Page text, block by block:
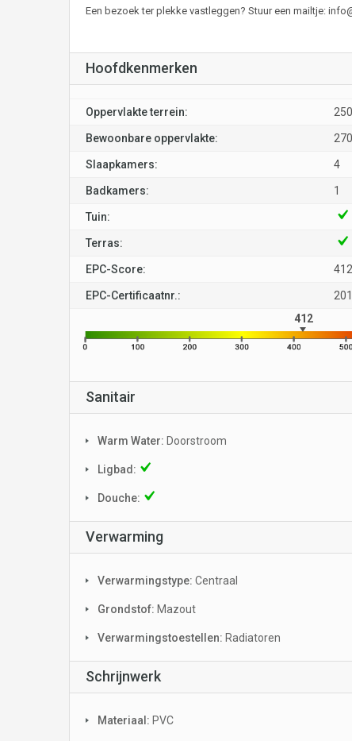
Een bezoek ter plekke vastleggen? Stuur een mailtje:
Hoofdkenmerken
Oppervlakte terrein:
Bewoonbare oppervlakte:
Slaapkamers: 4
Badkamers: 1
Tuin:
Terras:
EPC-Score:
EPC-Certificaatnr.:
412
Sanitair
Warm Water: Doorstroom
Ligbad:
Douche:
Verwarming
Verwarmingstype: Centraal
Grondstof: Mazout
Verwarmingstoestellen: Radiatoren
Schrijnwerk
Materiaal: PVC